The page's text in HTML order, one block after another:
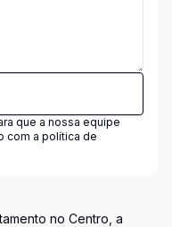
que a nossa equipe
com a política de
no Centro, a